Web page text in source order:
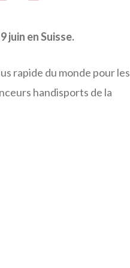
juin en Suisse.
rapide du monde pour les
handisports de la